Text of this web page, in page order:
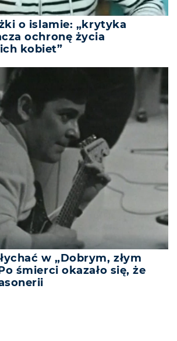
o islamie: „krytyka
ochronę życia
kobiet”
w „Dobrym, złym
śmierci okazało się, że